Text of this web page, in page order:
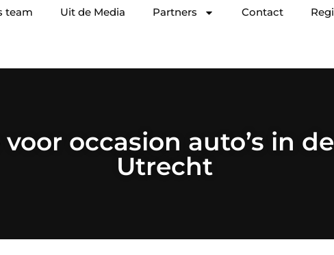
team Uit de Media Partners Contact
occasion auto’s in
Utrecht